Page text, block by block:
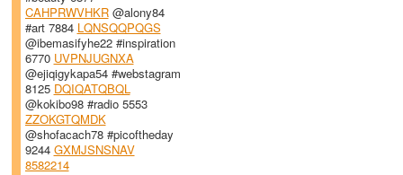
CAHPRWVHKR@alony84
#art 7884 LQNSQQPQGS
@ibemasifyhe22 #inspiration
6770 UVPNJUGNXA
@ejiqigykapa54 #webstagram
8125 DQIQATQBQL
@kokibo98 #radio 5553
ZZOKGTQMDK
@shofacach78 #picoftheday
9244 GXMJSNSNAV
8582214